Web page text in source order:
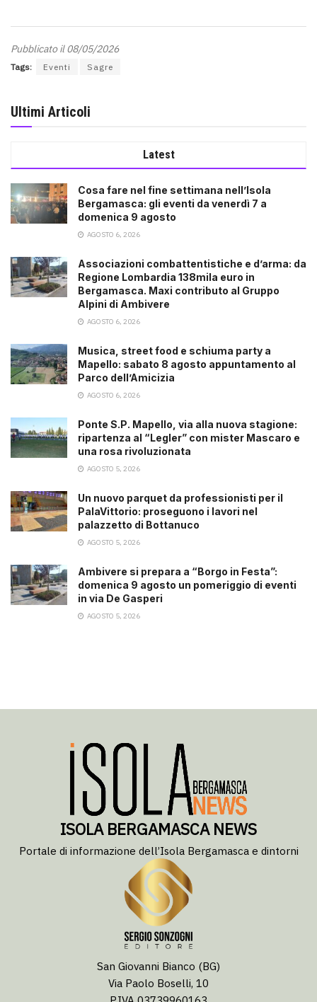
Pubblicato il 08/05/2026
Tags: Eventi Sagre
Ultimi Articoli
Latest
Cosa fare nel fine settimana nell’Isola
Bergamasca: gli eventi da venerdì 7 a
domenica 9 agosto
AGOSTO 6, 2026
Associazioni combattentistiche e d’arma: da
Regione Lombardia 138mila euro in
Bergamasca. Maxi contributo al Gruppo
Alpini di Ambivere
AGOSTO 6, 2026
Musica, street food e schiuma party a
Mapello: sabato 8 agosto appuntamento al
Parco dell’Amicizia
AGOSTO 6, 2026
Ponte S.P. Mapello, via alla nuova stagione:
ripartenza al “Legler” con mister Mascaro e
una rosa rivoluzionata
AGOSTO 5, 2026
Un nuovo parquet da professionisti per il
PalaVittorio: proseguono i lavori nel
palazzetto di Bottanuco
AGOSTO 5, 2026
Ambivere si prepara a “Borgo in Festa”:
domenica 9 agosto un pomeriggio di eventi
in via De Gasperi
AGOSTO 5, 2026
ISOLA BERGAMASCA NEWS
Portale di informazione dell’Isola Bergamasca e dintorni
San Giovanni Bianco (BG)
Via Paolo Boselli, 10